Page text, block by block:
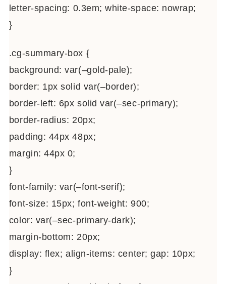
letter-spacing: 0.3em; white-space: nowrap;
}
.cg-summary-box {
background: var(–gold-pale);
border: 1px solid var(–border);
border-left: 6px solid var(–sec-primary);
border-radius: 20px;
padding: 44px 48px;
margin: 44px 0;
}
font-family: var(–font-serif);
font-size: 15px; font-weight: 900;
color: var(–sec-primary-dark);
margin-bottom: 20px;
display: flex; align-items: center; gap: 10px;
}